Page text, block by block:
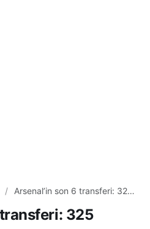
Arsenal’in son 6 transferi: 325
325